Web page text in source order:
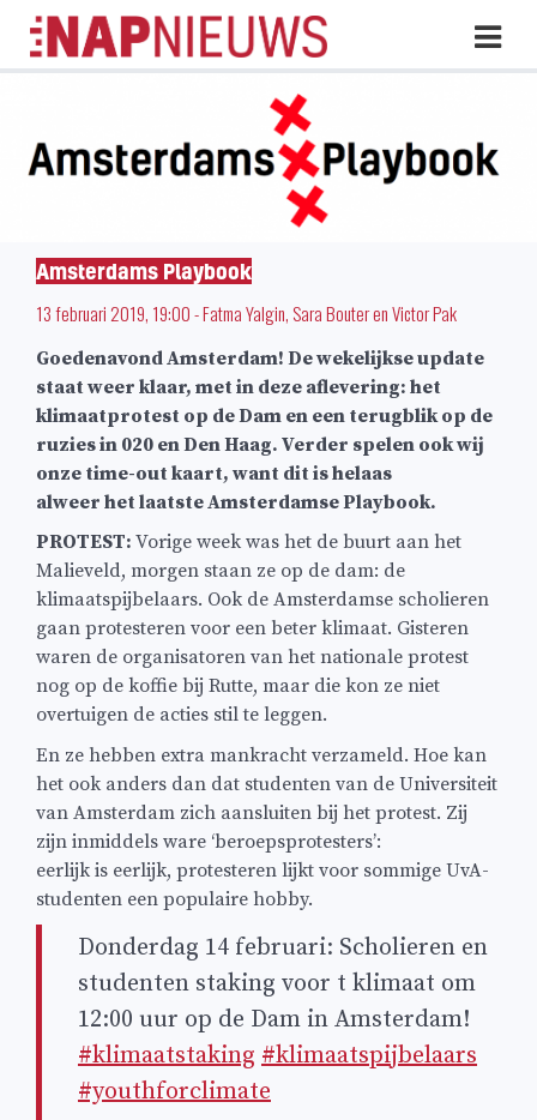
Skip
naar
inhoud
Amsterdams Playbook
13 februari 2019, 19:00-Fatma Yalgin, Sara BouterenVictor Pak
Goedenavond Amsterdam! De wekelijkse update
staat weer klaar, met in deze aflevering: het
klimaatprotest op de Dam en een terugblik op de
ruzies in 020 en Den Haag. Verder spelen ook wij
onze time-out kaart, want dit is helaas
alweer het laatste Amsterdamse Playbook.
PROTEST: Vorige week was het de buurt aan het
Malieveld, morgen staan ze op de dam: de
klimaatspijbelaars. Ook de Amsterdamse scholieren
gaan protesteren voor een beter klimaat. Gisteren
waren de organisatoren van het nationale protest
nog op de koffie bij Rutte, maar die kon ze niet
overtuigen de acties stil te leggen.
En ze hebben extra mankracht verzameld. Hoe kan
het ook anders dan dat studenten van de Universiteit
van Amsterdam zich aansluiten bij het protest. Zij
zijn inmiddels ware ‘beroepsprotesters’:
eerlijk is eerlijk, protesteren lijkt voor sommige UvA-
studenten een populaire hobby.
Donderdag 14 februari: Scholieren en
studenten staking voor t klimaat om
12:00 uur op de Dam in Amsterdam!
#klimaatstaking #klimaatspijbelaars
#youthforclimate